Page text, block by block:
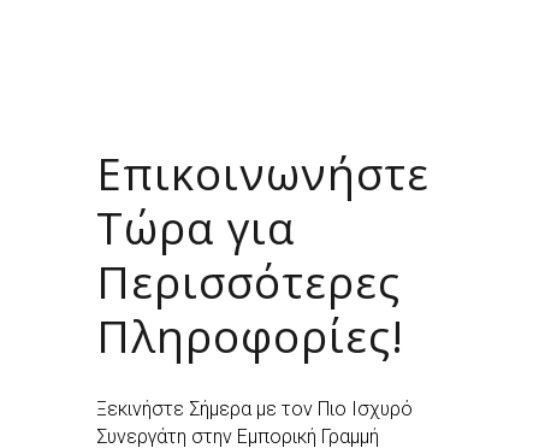
Επικοινωνήστε
Τώρα για
Περισσότερες
Πληροφορίες!
Ξεκινήστε Σήμερα με τον Πιο Ισχυρό
Συνεργάτη στην Εμπορική Γραμμή